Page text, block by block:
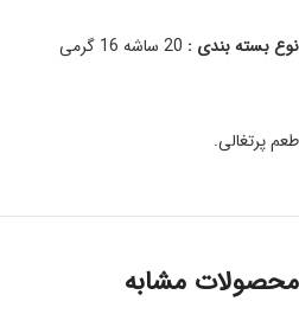
نوع بسته بندی :
طعم پرتغالی.
محصولات مشابه